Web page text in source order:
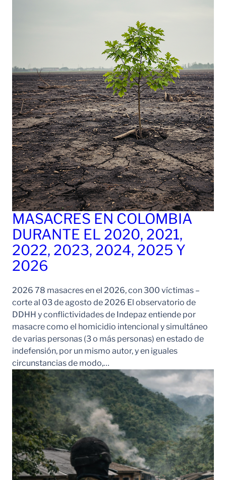
MASACRES EN COLOMBIA
DURANTE EL 2020, 2021,
2022, 2023, 2024, 2025 Y
2026
2026 78 masacres en el 2026, con 300 víctimas –
corte al 03 de agosto de 2026 El observatorio de
DDHH y conflictividades de Indepaz entiende por
masacre como el homicidio intencional y simultáneo
de varias personas (3 o más personas) en estado de
indefensión, por un mismo autor, y en iguales
circunstancias de modo,…